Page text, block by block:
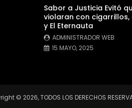
Sabor a Justicia Evitó
violaran con cigarrillos,
y El Eternauta
ADMINISTRADOR WEB
15 MAYO, 2025
© 2026, TODOS LOS DERECHOS